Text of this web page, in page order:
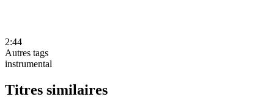
2:44
Autres tags
instrumental
Titres similaires